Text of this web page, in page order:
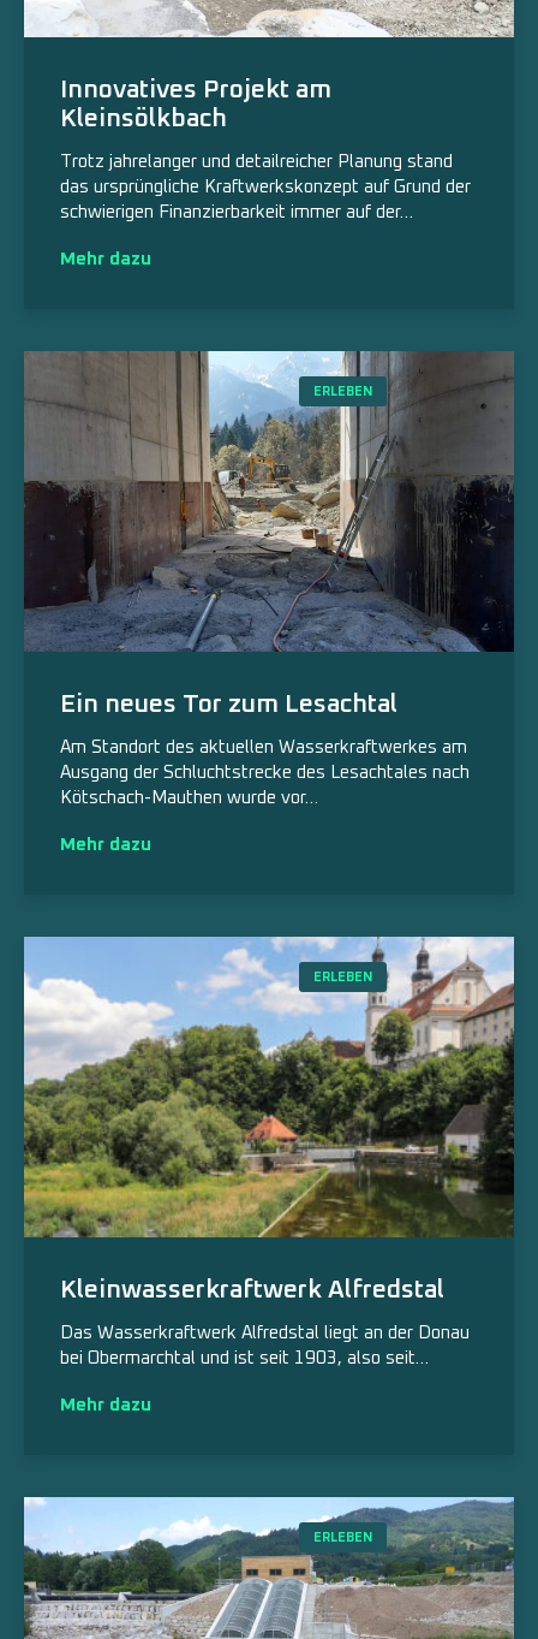
Innovatives Projekt am
Kleinsölkbach
Trotz jahrelanger und detailreicher Planung stand
das ursprüngliche Kraftwerkskonzept auf Grund der
schwierigen Finanzierbarkeit immer auf der…
Mehr dazu
ERLEBEN
Ein neues Tor zum Lesachtal
Am Standort des aktuellen Wasserkraftwerkes am
Ausgang der Schluchtstrecke des Lesachtales nach
Kötschach-Mauthen wurde vor…
Mehr dazu
ERLEBEN
Kleinwasserkraftwerk Alfredstal
Das Wasserkraftwerk Alfredstal liegt an der Donau
bei Obermarchtal und ist seit 1903, also seit…
Mehr dazu
ERLEBEN